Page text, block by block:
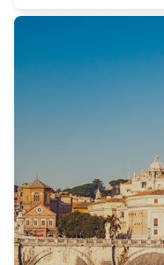
assaporare la sua
deliziarti con la polenta
formaggio che ti farà
anche i casoncelli, una
succulento brasato con
non perderti la torta
bergamasco Gaetano
Inoltre, Bergamo offre
passeggiare per le
bar per gustare un
Via XX Settembre, la
selezione di negozi di
Scegliendo il treno Italo
un viaggio comodo ed
italiano mentre ti dirigi